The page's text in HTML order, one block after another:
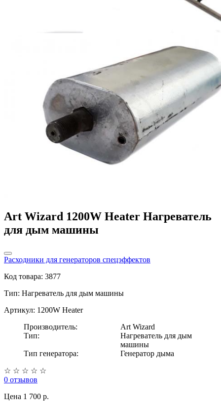
Art Wizard 1200W Heater Нагреватель
для дым машины
Расходники для генераторов спецэффектов
Код товара: 3877
Тип: Нагреватель для дым машины
Артикул: 1200W Heater
Производитель:
Art Wizard
Тип:
Нагреватель для дым
машины
Тип генератора:
Генератор дыма
☆ ☆ ☆ ☆ ☆
0 отзывов
Цена 1 700 p.